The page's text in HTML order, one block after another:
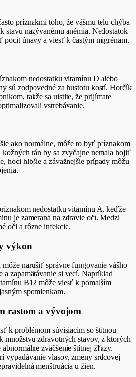
príznakmi toho, že vášmu telu chýba
stavu nazývanému anémia. Nedostatok
pocit únavy a viesť k častým migrénam.
nedostatku vitamínu D alebo
sú zodpovedné za hustotu kostí. Horčík
takže sa uistite, že prijímate
vstrebávanie.
ako normálne, môže to byť príznakom
kožných rán by sa zvyčajne nemala hojiť
hoci hlbšie a závažnejšie prípady môžu
nedostatku vitamínu A, keďže
je zameraná na zdravie očí. Medzi
oči a rôzne infekcie.
výkon
narušiť správne fungovanie vášho
a zapamätávanie si vecí. Napríklad
B12 môže viesť k pomalším
spomienkam.
rastom a vývojom
k problémom súvisiacim so štítnou
množstvu zdravotných stavov, z ktorých
zväčšenie štítnej žľazy.
vypadávanie vlasov, zmeny srdcovej
menštruácia u žien.